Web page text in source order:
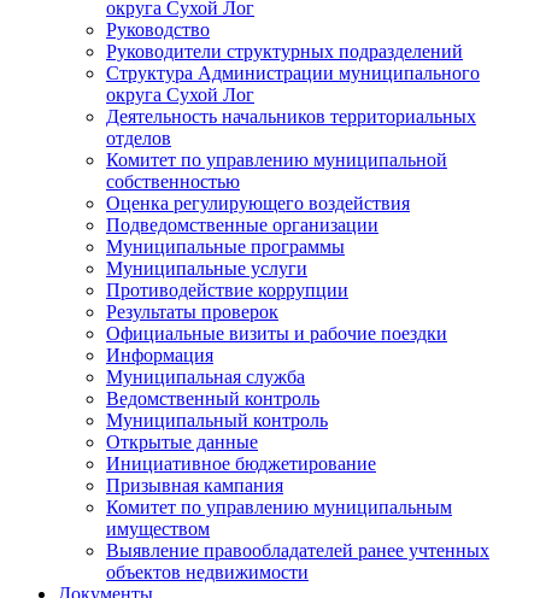
округа Сухой Лог
Руководство
Руководители структурных подразделений
Структура Администрации муниципального
округа Сухой Лог
Деятельность начальников территориальных
отделов
Комитет по управлению муниципальной
собственностью
Оценка регулирующего воздействия
Подведомственные организации
Муниципальные программы
Муниципальные услуги
Противодействие коррупции
Результаты проверок
Официальные визиты и рабочие поездки
Информация
Муниципальная служба
Ведомственный контроль
Муниципальный контроль
Открытые данные
Инициативное бюджетирование
Призывная кампания
Комитет по управлению муниципальным
имуществом
Выявление правообладателей ранее учтенных
объектов недвижимости
Документы